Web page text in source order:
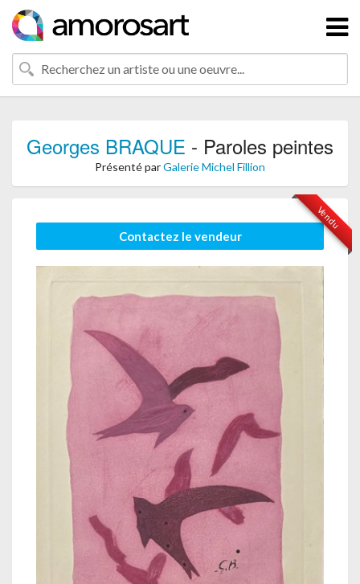
Georges BRAQUE - Paroles peintes
Présenté parGalerie Michel Fillion
Vendu
Contactez le vendeur